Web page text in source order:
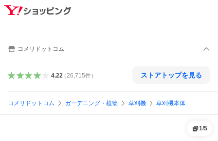
コメリドットコム
4.22（ 26,715件） ストアトップを見る
コメリドットコム ガーデニング・植物 草刈機 草刈機本体
1/5